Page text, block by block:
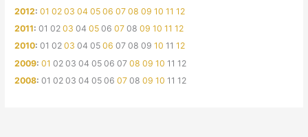
2012:01 02 03 04 05 06 07 08 09 10 11 12
2011:01 02 03 04 05 06 07 08 09 10 11 12
2010:01 02 03 04 05 06 07 08 09 10 11 12
2009:01 02 03 04 05 06 07 08 09 10 11 12
2008:01 02 03 04 05 06 07 08 09 10 11 12